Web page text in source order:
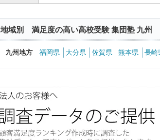
地域別 満足度の高い高校受験 集団塾 九州
九州地方 福岡県 大分県 佐賀県 熊本県 長崎